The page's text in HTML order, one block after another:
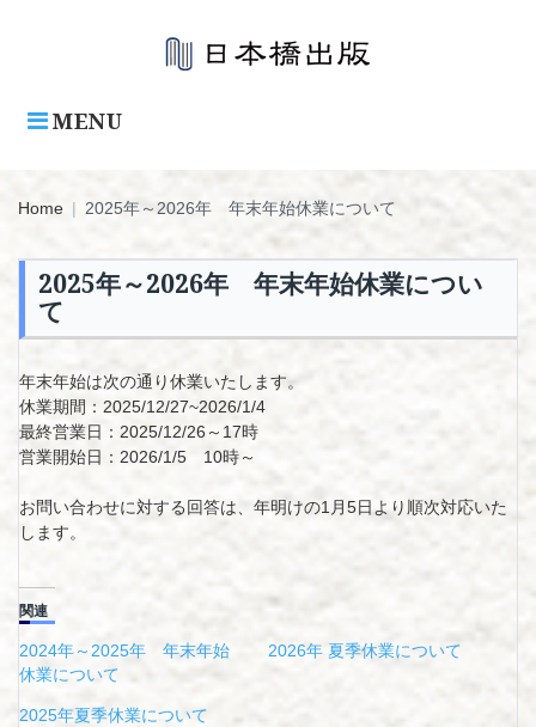
MENU
Home | 2025年～2026年 年末年始休業について
2025年～2026年 年末年始休業につい
て
年末年始は次の通り休業いたします。
休業期間：2025/12/27~2026/1/4
最終営業日：2025/12/26～17時
営業開始日：2026/1/5 10時～
お問い合わせに対する回答は、年明けの1月5日より順次対応いた
します。
関連
2024年～2025年 年末年始
休業について
2026年 夏季休業について
2025年夏季休業について